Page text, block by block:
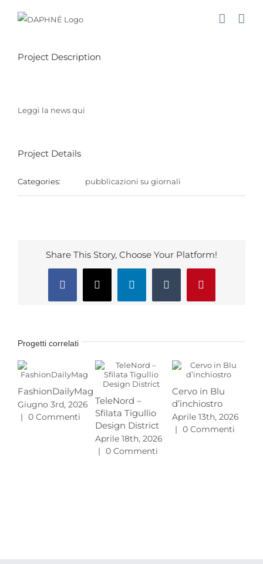
Project Description
Leggi la newsqui
Project Details
Categories: pubblicazioni su giornali
Share This Story, Choose Your Platform!
Facebook
X LinkedInTumblr Pinterest
Progetti correlati
FashionDailyMag
Giugno 3rd, 2026
| 0 Commenti
TeleNord –
Sfilata Tigullio
Design District
Aprile 18th, 2026
| 0 Commenti
Cervo in Blu
d’inchiostro
Aprile 13th, 2026
| 0 Commenti